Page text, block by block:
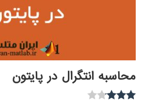
محاسبه انتگرال در پایتون